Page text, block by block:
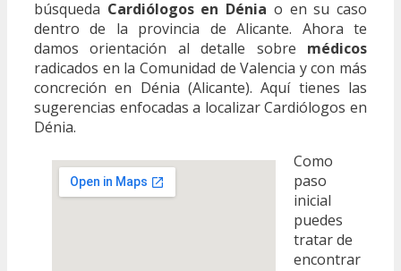
búsqueda Cardiólogos en Dénia o en su caso
dentro de la provincia de Alicante. Ahora te
damos orientación al detalle sobre médicos
radicados en la Comunidad de Valencia y con más
concreción en Dénia (Alicante). Aquí tienes las
sugerencias enfocadas a localizar Cardiólogos en
Dénia.
Como
paso
inicial
puedes
tratar de
encontrar